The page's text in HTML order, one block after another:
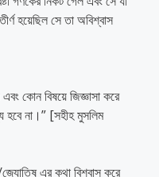
হয়েছিল সে তা অবিশ্বাস
কোন বিষয়ে জিজ্ঞাসা করে
হবে না।” [সহীহ মুসলিম
এর কথা বিশ্বাস করে